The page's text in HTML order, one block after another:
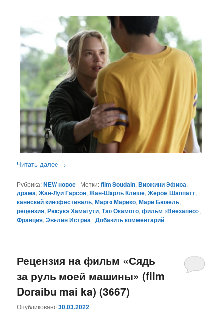
Читать далее →
Рубрика:NEW новое | Метки:film Soudain,Виржини Эфира,
драма,Жан-Луи Гарсон,Жан-Шарль Клише,Жером Шаппатт,
каннский кинофестиваль,Марго Марико,Мари Бюнель,
рецензия,Рюсукэ Хамагути,Тао Окамото,фильм «Внезапно»,
Франция,Эвелин Истриа |Добавить комментарий
Рецензия на фильм «Сядь
за руль моей машины» (film
Doraibu mai ka) (3667)
Опубликовано30.03.2022